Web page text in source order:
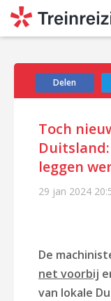
Delen
Toch
leggen
29 jan 2024
De
net voorbij
van lokale